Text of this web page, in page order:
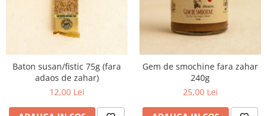
Baton susan/fistic 75g (fara
adaos de zahar)
12,00 Lei
Gem de smochine fara zahar
240g
25,00 Lei